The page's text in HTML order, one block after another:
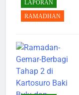
LAPORAN
RAMADHAN